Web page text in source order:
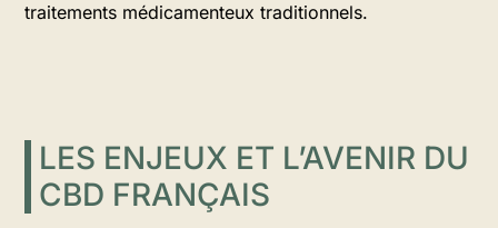
traitements médicamenteux traditionnels.
LES ENJEUX ET L’AVENIR DU
CBD FRANÇAIS